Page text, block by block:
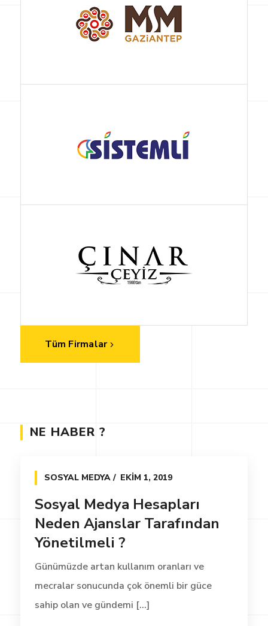
Tüm Firmalar
NE HABER ?
SOSYAL MEDYA EKIM 1, 2019
Sosyal Medya Hesapları
Neden Ajanslar Tarafından
Yönetilmeli ?
Günümüzde artan kullanım oranları ve
mecralar sonucunda çok önemli bir güce
sahip olan ve gündemi [...]